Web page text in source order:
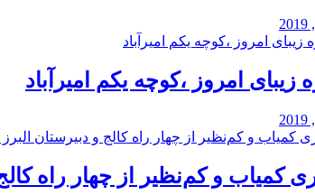
زیبای امروز ،کوچه یکم امیرآباد
کمیاب و کم‌نظیر از چهار راه كالج و